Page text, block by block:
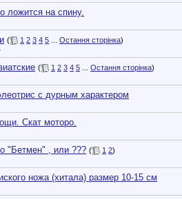
ложится на спину.
( 1 2 3 4 5 Остання сторінка)
( 1 2 3 4 5 Остання сторінка)
с дурным характером
Скат моторо.
"Бетмен" , или ??? ( 1 2)
ножа (хитала) размер 10-15 см